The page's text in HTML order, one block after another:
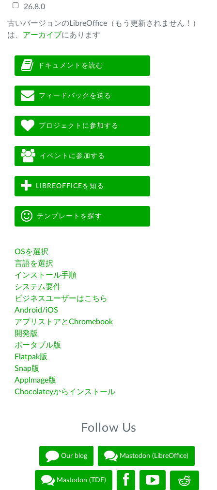
26.8.0
古いバージョンのLibreOffice（もう更新されません！）
は、 アーカイブにあります
ドキュメントを読む
フィードバックを送る
プロジェクトに参加する
イベントに参加する
LIBREOFFICEを知る
テンプレートを探す
OSを選択
言語を選択
インストール手順
システム要件
ビジネスユーザーはこちら
Android/iOS
アプリストアとChromebook
開発版
ポータブル版
Flatpak版
Snap版
AppImage版
Chocolateyからインストール
Follow Us
Our blog Mastodon (LibreOffice)
Mastodon (TDF)